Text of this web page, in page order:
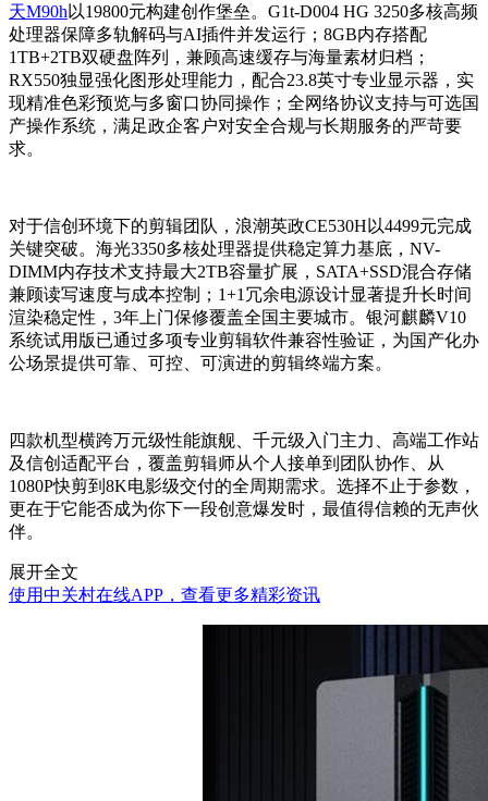
天M90h 以19800元构建创作堡垒。G1t-D004 HG 3250多核高频
处理器保障多轨解码与AI插件并发运行；8GB内存搭配
1TB+2TB双硬盘阵列，兼顾高速缓存与海量素材归档；
RX550独显强化图形处理能力，配合23.8英寸专业显示器，实
现精准色彩预览与多窗口协同操作；全网络协议支持与可选国
产操作系统，满足政企客户对安全合规与长期服务的严苛要
求。
对于信创环境下的剪辑团队，浪潮英政CE530H以4499元完成
关键突破。海光3350多核处理器提供稳定算力基底，NV-
DIMM内存技术支持最大2TB容量扩展，SATA+SSD混合存储
兼顾读写速度与成本控制；1+1冗余电源设计显著提升长时间
渲染稳定性，3年上门保修覆盖全国主要城市。银河麒麟V10
系统试用版已通过多项专业剪辑软件兼容性验证，为国产化办
公场景提供可靠、可控、可演进的剪辑终端方案。
四款机型横跨万元级性能旗舰、千元级入门主力、高端工作站
及信创适配平台，覆盖剪辑师从个人接单到团队协作、从
1080P快剪到8K电影级交付的全周期需求。选择不止于参数，
更在于它能否成为你下一段创意爆发时，最值得信赖的无声伙
伴。
展开全文
使用中关村在线APP，查看更多精彩资讯